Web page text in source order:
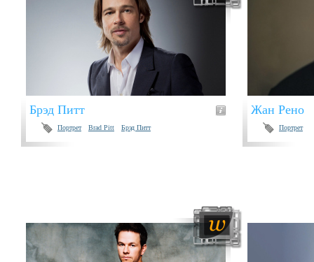
Брэд Питт
Портрет Brad Pitt Брэд Питт
Жан Рено
Портрет